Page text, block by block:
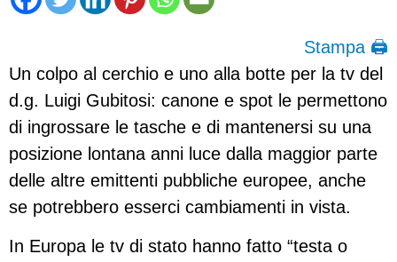
Stampa 🖨
Un colpo al cerchio e uno alla botte per la tv del
d.g. Luigi Gubitosi: canone e spot le permettono
di ingrossare le tasche e di mantenersi su una
posizione lontana anni luce dalla maggior parte
delle altre emittenti pubbliche europee, anche
se potrebbero esserci cambiamenti in vista.
In Europa le tv di stato hanno fatto “testa o